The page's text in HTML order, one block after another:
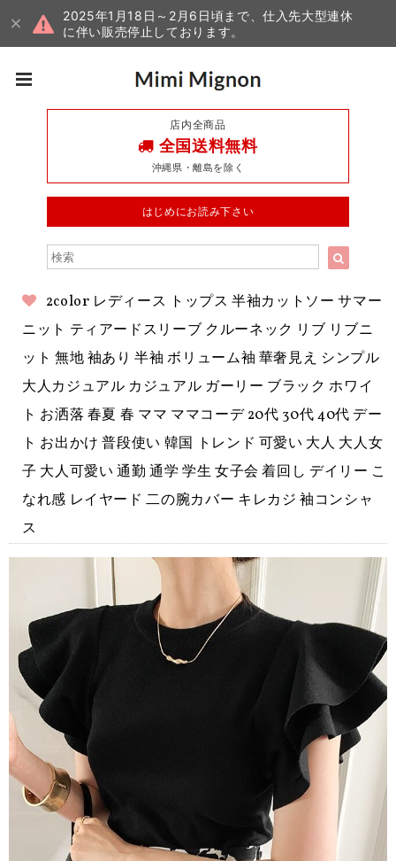
2025年1月18日～2月6日頃まで、仕入先大型連休
に伴い販売停止しております。
店内全商品
全国送料無料
沖縄県・離島を除く
はじめにお読み下さい
2color レディース トップス 半袖カットソー サマー
ニット ティアードスリーブ クルーネック リブ リブニ
ット 無地 袖あり 半袖 ボリューム袖 華奢見え シンプル
大人カジュアル カジュアル ガーリー ブラック ホワイ
ト お洒落 春夏 春 ママ ママコーデ 20代 30代 40代 デー
ト お出かけ 普段使い 韓国 トレンド 可愛い 大人 大人女
子 大人可愛い 通勤 通学 学生 女子会 着回し デイリー こ
なれ感 レイヤード 二の腕カバー キレカジ 袖コンシャ
ス